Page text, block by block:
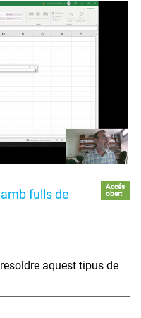
fulls de
Accés
obert
aquest tipus de